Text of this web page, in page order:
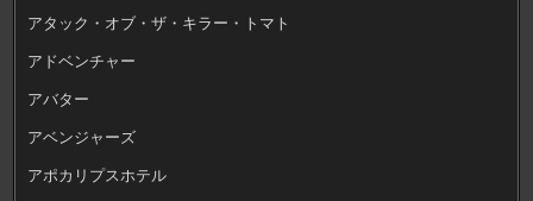
アタック・オブ・ザ・キラー・トマト
アドベンチャー
アバター
アベンジャーズ
アポカリプスホテル